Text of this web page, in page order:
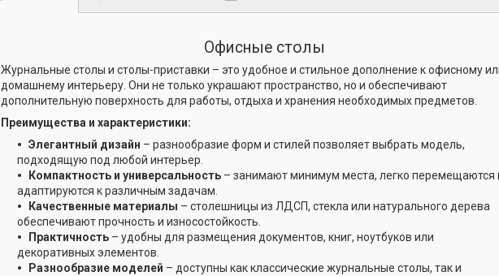
Офисные столы
Журнальные столы и столы-приставки – это удобное и стильное дополнение к офисному
домашнему интерьеру. Они не только украшают пространство, но и обеспечивают
дополнительную поверхность для работы, отдыха и хранения необходимых предметов.
Преимущества и характеристики:
Элегантный дизайн – разнообразие форм и стилей позволяет выбрать модель,
подходящую под любой интерьер.
Компактность и универсальность – занимают минимум места, легко перемещаются
адаптируются к различным задачам.
Качественные материалы – столешницы из ЛДСП, стекла или натурального дерева
обеспечивают прочность и износостойкость.
Практичность – удобны для размещения документов, книг, ноутбуков или
декоративных элементов.
Разнообразие моделей – доступны как классические журнальные столы, так и